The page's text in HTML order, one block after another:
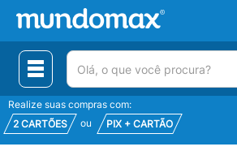
(pesquisar)
Realize suas compras com:
2 CARTÕES
ou PIX + CARTÃO